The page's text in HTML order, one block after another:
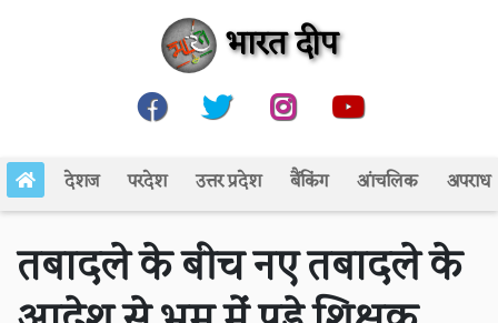
भारत दीप
देशज परदेश उत्तर प्रदेश बैंकिंग आंचलिक अपराध
तबादले के बीच नए तबादले के